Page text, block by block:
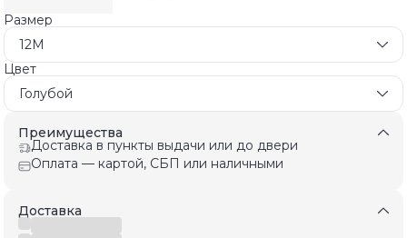
Размер
12M
Цвет
Голубой
Преимущества
Доставка в пункты выдачи или до двери
Оплата — картой, СБП или наличными
Доставка